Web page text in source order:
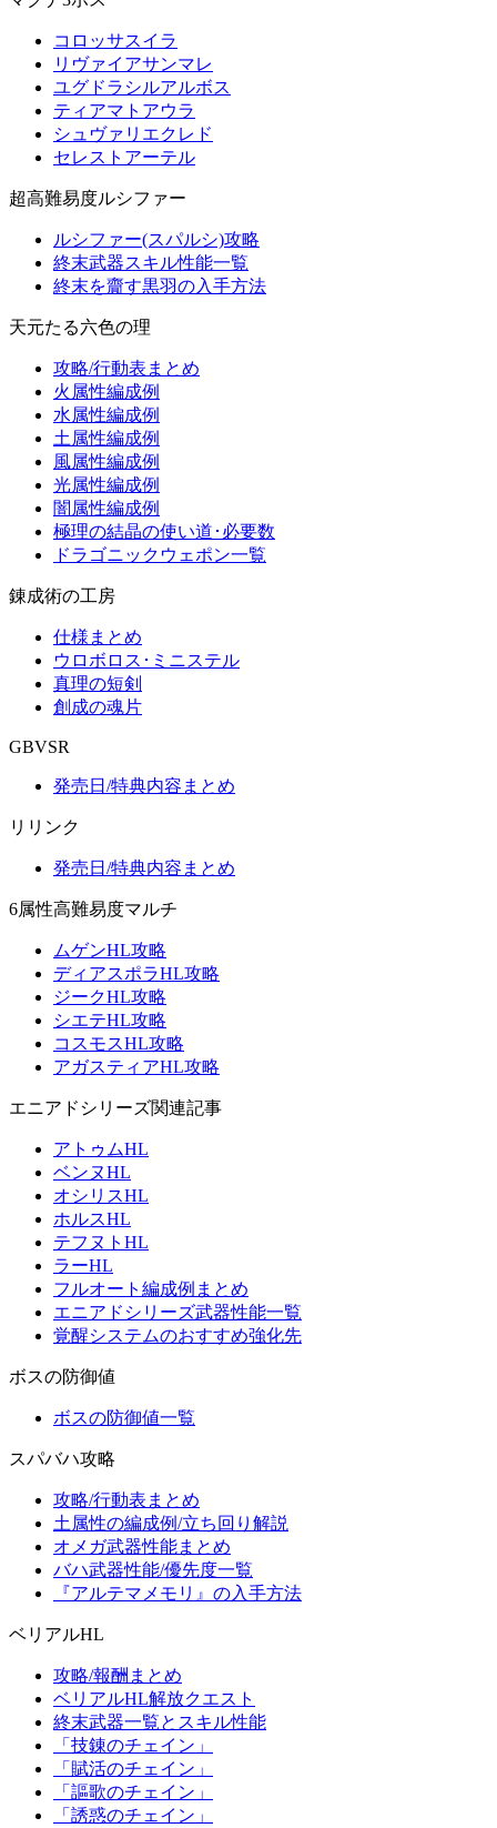
コロッサスイラ
リヴァイアサンマレ
ユグドラシルアルボス
ティアマトアウラ
シュヴァリエクレド
セレストアーテル
超高難易度ルシファー
ルシファー(スパルシ)攻略
終末武器スキル性能一覧
終末を齎す黒羽の入手方法
天元たる六色の理
攻略/行動表まとめ
火属性編成例
水属性編成例
土属性編成例
風属性編成例
光属性編成例
闇属性編成例
極理の結晶の使い道･必要数
ドラゴニックウェポン一覧
錬成術の工房
仕様まとめ
ウロボロス･ミニステル
真理の短剣
創成の魂片
GBVSR
発売日/特典内容まとめ
リリンク
発売日/特典内容まとめ
6属性高難易度マルチ
ムゲンHL攻略
ディアスポラHL攻略
ジークHL攻略
シエテHL攻略
コスモスHL攻略
アガスティアHL攻略
エニアドシリーズ関連記事
アトゥムHL
ベンヌHL
オシリスHL
ホルスHL
テフヌトHL
ラーHL
フルオート編成例まとめ
エニアドシリーズ武器性能一覧
覚醒システムのおすすめ強化先
ボスの防御値
ボスの防御値一覧
スパバハ攻略
攻略/行動表まとめ
土属性の編成例/立ち回り解説
オメガ武器性能まとめ
バハ武器性能/優先度一覧
『アルテマメモリ』の入手方法
ベリアルHL
攻略/報酬まとめ
ベリアルHL解放クエスト
終末武器一覧とスキル性能
「技錬のチェイン」
「賦活のチェイン」
「謳歌のチェイン」
「誘惑のチェイン」